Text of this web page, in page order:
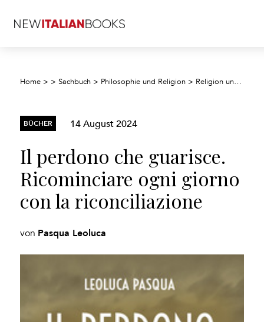
Home > >Sachbuch > Philosophie und Religion > Religion und Glaube
BÜCHER 14 August 2024
Il perdono che guarisce.
Ricominciare ogni giorno
con la riconciliazione
von Pasqua Leoluca